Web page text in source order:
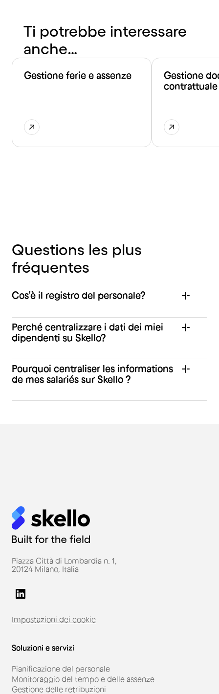
Ti potrebbe interessare
anche…
Gestione ferie e assenze
Gestione
contrattuale
Questions les plus
fréquentes
Cos’è il registro del personale?
Perché centralizzare i dati dei miei
dipendenti su Skello?
Pourquoi centraliser les informations
de mes salariés sur Skello ?
Piazza Città di Lombardia n. 1,
20124 Milano, Italia
Impostazioni dei cookie
Soluzioni e servizi
Pianificazione del personale
Monitoraggio del tempo e delle assenze
Gestione delle retribuzioni